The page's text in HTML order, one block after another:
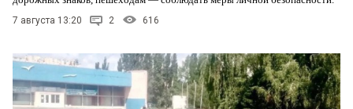
7 августа 13:20 2 616